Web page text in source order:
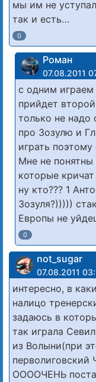
мы им не
так и есть…
0
Роман
07.08.2011
с одним играем
прийдет
только не надо
про Зозулю и
играть
Мне не
которые
ну кто??? 1
Зозуля?)))))
Европы не
0
not_sugar
07.08.2011
интересно, в
налицо
задаюсь в
так играла
из Волыни(при
ООООЧЕНЬ